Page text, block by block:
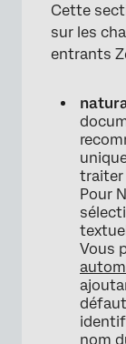
Cette
sur les
entrants
traiter
Pour
Vous
nom